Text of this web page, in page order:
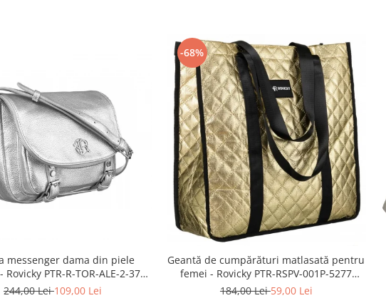
messenger dama din piele
PTR-R-TOR-ALE-2-3776
SIL
244,00 Lei109,00 Lei
-68%
Geantă de cumpărături matlasată pentru
femei - Rovicky PTR-RSPV-001P-5277
GOLD
184,00 Lei59,00 Lei